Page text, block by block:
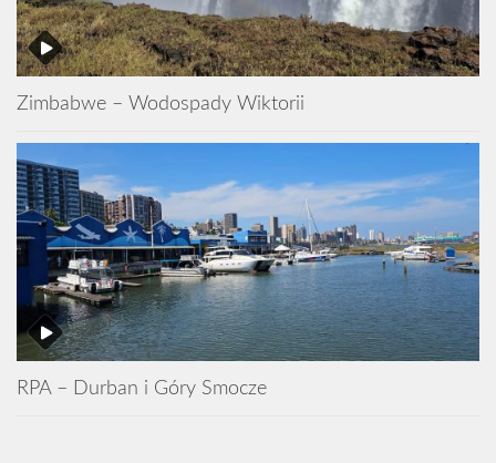
Zimbabwe – Wodospady Wiktorii
RPA – Durban i Góry Smocze